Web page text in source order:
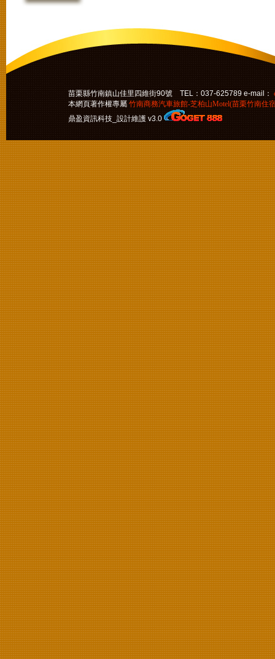
苗栗縣竹南鎮山佳里四維街90號 TEL：037-625789 e-mail：
本網頁著作權專屬 竹南商務汽車旅館-芝柏山Motel(苗栗竹南住
鼎盈資訊科技_設計維護 v3.0